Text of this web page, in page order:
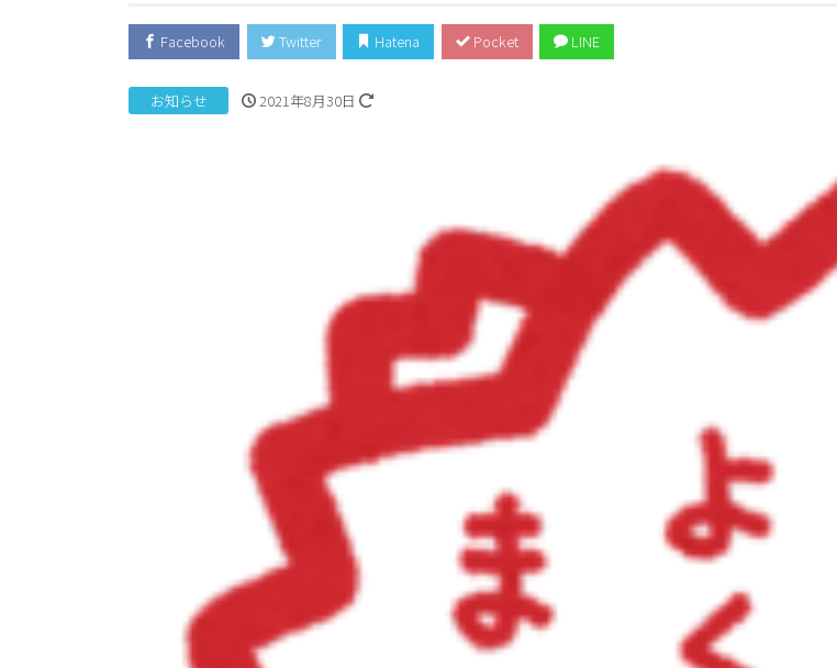
Facebook Twitter Hatena Pocket LINE
お知らせ 2021年8月30日